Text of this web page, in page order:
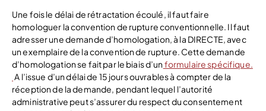
Une fois le délai de rétractation écoulé, il faut faire
homologuer la convention de rupture conventionnelle. Il faut
adresser une demande d’homologation, à la DIRECTE, avec
un exemplaire de la convention de rupture. Cette demande
d’homologation se fait par le biais d’unformulaire spécifique.
A l’issue d’un délai de 15 jours ouvrables à compter de la
réception de la demande, pendant lequel l’autorité
administrative peut s’assurer du respect du consentement